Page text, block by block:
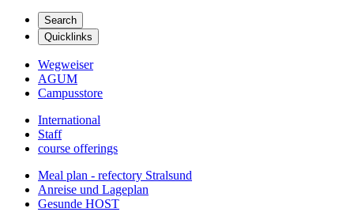
Search
Quicklinks
Wegweiser
AGUM
Campusstore
International
Staff
course offerings
Meal plan - refectory Stralsund
Anreise und Lageplan
Gesunde HOST